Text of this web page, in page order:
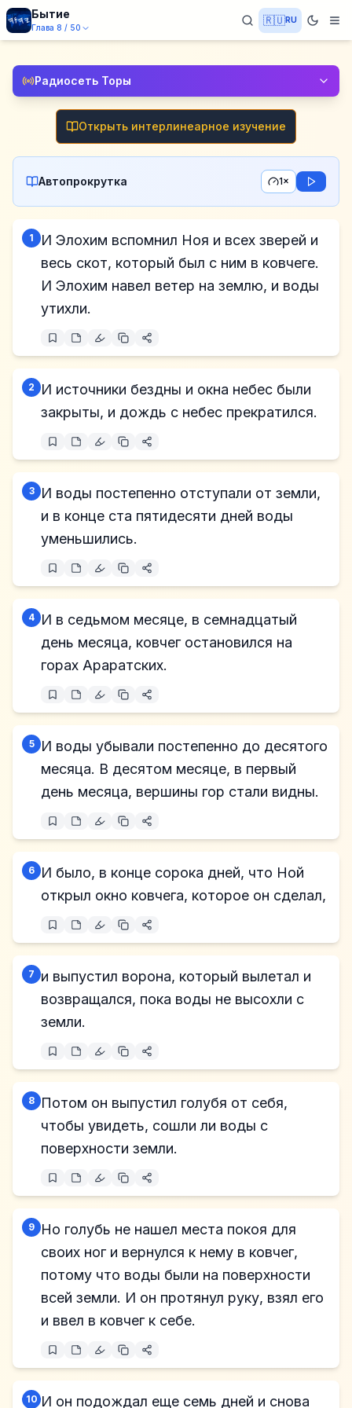
Бытие
Глава 8 / 50
🇷🇺RU
Радиосеть Торы
Открыть интерлинеарное изучение
Автопрокрутка 1×
1
И Элохим вспомнил Ноя и всех зверей и
весь скот, который был с ним в ковчеге.
И Элохим навел ветер на землю, и воды
утихли.
2
И источники бездны и окна небес были
закрыты, и дождь с небес прекратился.
3
И воды постепенно отступали от земли,
и в конце ста пятидесяти дней воды
уменьшились.
4
И в седьмом месяце, в семнадцатый
день месяца, ковчег остановился на
горах Араратских.
5
И воды убывали постепенно до десятого
месяца. В десятом месяце, в первый
день месяца, вершины гор стали видны.
6
И было, в конце сорока дней, что Ной
открыл окно ковчега, которое он сделал,
7
и выпустил ворона, который вылетал и
возвращался, пока воды не высохли с
земли.
8
Потом он выпустил голубя от себя,
чтобы увидеть, сошли ли воды с
поверхности земли.
9
Но голубь не нашел места покоя для
своих ног и вернулся к нему в ковчег,
потому что воды были на поверхности
всей земли. И он протянул руку, взял его
и ввел в ковчег к себе.
10 И он подождал еще семь дней и снова